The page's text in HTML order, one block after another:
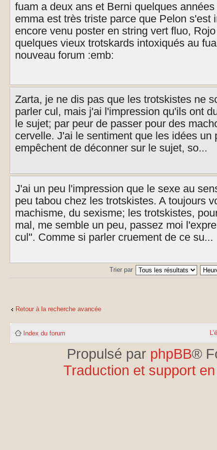
fuam a deux ans et Berni quelques
emma est très triste parce que Pelon s'est
encore venu poster en string vert fluo,
quelques vieux trotskards intoxiqués au
nouveau forum :emb:
Zarta, je ne dis pas que les trotskistes ne
parler cul, mais j'ai l'impression qu'ils ont
le sujet; par peur de passer pour des
cervelle. J'ai le sentiment que les idées un
empêchent de déconner sur le sujet, so...
J'ai un peu l'impression que le sexe au
peu tabou chez les trotskistes. A toujours
machisme, du sexisme; les trotskistes,
mal, me semble un peu, passez moi
cul". Comme si parler cruement de ce su...
Trier par
Retour à la recherche avancée
Index du forum
Propulsé par phpBB®
Traduction et support